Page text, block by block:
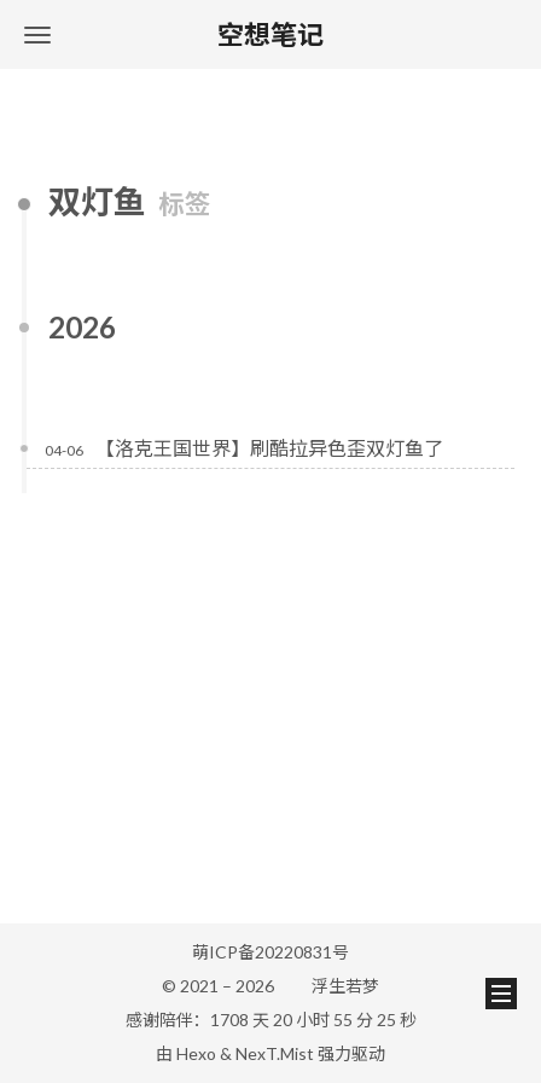
空想笔记
双灯鱼 标签
2026
04-06 【洛克王国世界】刷酷拉异色歪双灯鱼了
萌ICP备20220831号
© 2021 – 2026
浮生若梦
感谢陪伴：1708 天 20 小时 55 分 25 秒
由 Hexo & NexT.Mist 强力驱动